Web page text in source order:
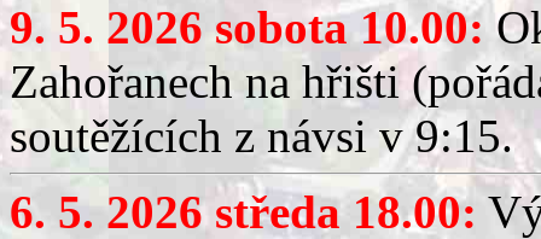
9. 5. 2026 sobota 10.00:
Zahořanech na hřišti
soutěžících z návsi v 9:15.
6. 5. 2026 středa 18.00: